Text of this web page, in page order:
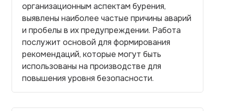
организационным аспектам бурения,
выявлены наиболее частые причины аварий
и пробелы в их предупреждении. Работа
послужит основой для формирования
рекомендаций, которые могут быть
использованы на производстве для
повышения уровня безопасности.